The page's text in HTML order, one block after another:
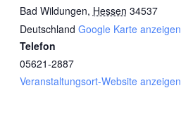
Bad Wildungen, Hessen 34537
Deutschland Google Karte anzeigen
Telefon
05621-2887
Veranstaltungsort-Website anzeigen